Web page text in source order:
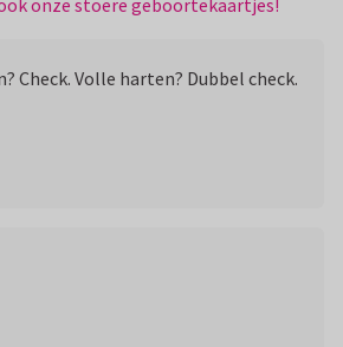
onze stoere geboortekaartjes!
Check. Volle harten? Dubbel check.